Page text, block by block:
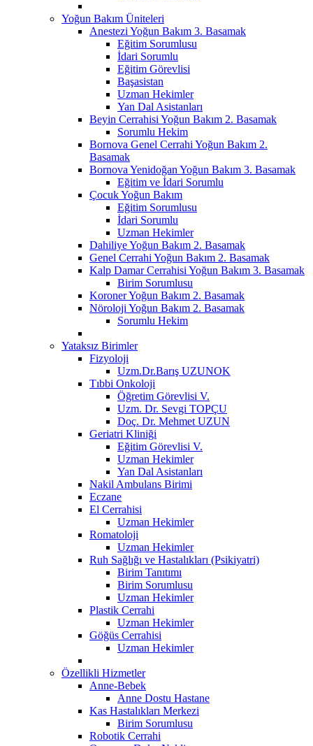
Yoğun Bakım Üniteleri
Anestezi Yoğun Bakım 3. Basamak
Eğitim Sorumlusu
İdari Sorumlu
Eğitim Görevlisi
Başasistan
Uzman Hekimler
Yan Dal Asistanları
Beyin Cerrahisi Yoğun Bakım 2. Basamak
Sorumlu Hekim
Bornova Genel Cerrahi Yoğun Bakım 2.
Basamak
Bornova Yenidoğan Yoğun Bakım 3. Basamak
Eğitim ve İdari Sorumlu
Çocuk Yoğun Bakım
Eğitim Sorumlusu
İdari Sorumlu
Uzman Hekimler
Dahiliye Yoğun Bakım 2. Basamak
Genel Cerrahi Yoğun Bakım 2. Basamak
Kalp Damar Cerrahisi Yoğun Bakım 3. Basamak
Birim Sorumlusu
Koroner Yoğun Bakım 2. Basamak
Nöroloji Yoğun Bakım 2. Basamak
Sorumlu Hekim
Yataksız Birimler
Fizyoloji
Uzm.Dr.Barış UZUNOK
Tıbbi Onkoloji
Öğretim Görevlisi V.
Uzm. Dr. Sevgi TOPÇU
Doç. Dr. Mehmet UZUN
Geriatri Kliniği
Eğitim Görevlisi V.
Uzman Hekimler
Yan Dal Asistanları
Nakil Ambulans Birimi
Eczane
El Cerrahisi
Uzman Hekimler
Romatoloji
Uzman Hekimler
Ruh Sağlığı ve Hastalıkları (Psikiyatri)
Birim Tanıtımı
Birim Sorumlusu
Uzman Hekimler
Plastik Cerrahi
Uzman Hekimler
Göğüs Cerrahisi
Uzman Hekimler
Özellikli Hizmetler
Anne-Bebek
Anne Dostu Hastane
Kas Hastalıkları Merkezi
Birim Sorumlusu
Robotik Cerrahi